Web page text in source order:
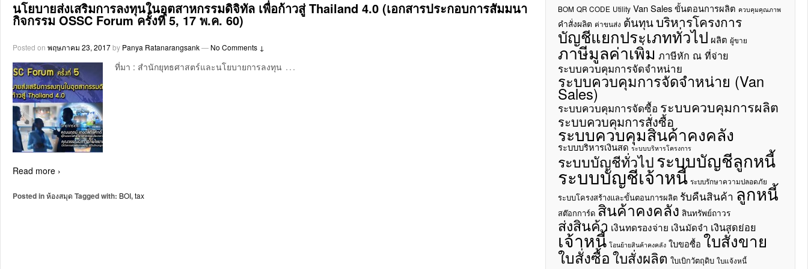
นโยบายส่งเสริมการลงทุนในอุตสาหกรรมดิจิทัล เพื่อก้าวสู่ Thailand 4.0 (เอกสารประกอบการสัมมนา
กิจกรรม OSSC Forum ครั้งที่ 5, 17 พ.ค. 60)
Posted on พฤษภาคม 23, 2017by Panya Ratanarangsank— No Comments ↓
ที่มา : สำนักยุทธศาสตร์และนโยบายการลงทุน …
Read more ›
Posted inห้องสมุด Tagged with: BOI,tax
BOM QR CODE Utility Van Sales ขั้นตอนการผลิต ควบคุมคุณภาพ
คำสั่งผลิต ค่าขนส่ง ต้นทุนบริหารโครงการ
บัญชีแยกประเภททั่วไป ผลิต ผู้ขาย
ภาษีมูลค่าเพิ่ม ภาษีหัก ณ ที่จ่าย
ระบบควบคุมการจัดจำหน่าย
ระบบควบคุมการจัดจำหน่าย (Van
Sales)
ระบบควบคุมการจัดซื้อ ระบบควบคุมการผลิต
ระบบควบคุมการสั่งซื้อ
ระบบควบคุมสินค้าคงคลัง
ระบบบริหารเงินสด ระบบบริหารโครงการ
ระบบบัญชีทั่วไประบบบัญชีลูกหนี้
ระบบบัญชีเจ้าหนี้ ระบบรักษาความปลอดภัย
ระบบโครงสร้างและขั้นตอนการผลิต รับคืนสินค้า ลูกหนี้
สต๊อกการ์ด สินค้าคงคลัง สินทรัพย์ถาวร
ส่งสินค้า เงินทดรองจ่าย เงินมัดจำ เงินสดย่อย
เจ้าหนี้ โอนย้ายสินค้าคงคลัง ใบขอซื้อ ใบสั่งขาย
ใบสั่งซื้อ ใบสั่งผลิต ใบเบิกวัตถุดิบ ใบแจ้งหนี้